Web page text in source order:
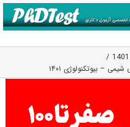
– بیوتکنولوژی ۱۴۰۱